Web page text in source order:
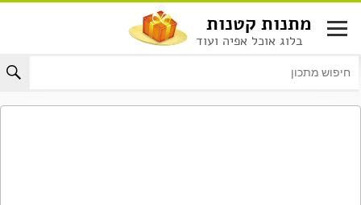
לתוכן
מתנות קטנות
בלוג אוכל אפיה ועוד